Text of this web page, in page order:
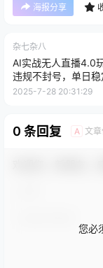
海报分享
杂七杂八
AI实战无人直播4.0
违规不封号，单日稳
130+
2025-7-28 20:31:29
0 条回复 A 文
您必